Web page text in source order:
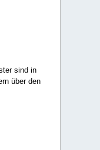
sind in
über den